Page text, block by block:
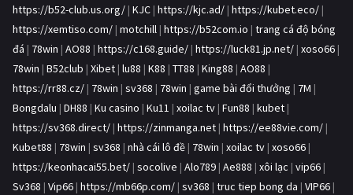
https://b52-club.us.org/ | KJC | https://kjc.ad/ | https://kubet.eco/ |
https://xemtiso.com/ | motchill | https://b52com.io | trang cá độ bóng
đá | 78win | AO88 | https://c168.guide/ | https://luck81.jp.net/ | xoso66 |
78win | B52club | Xibet | lu88 | K88 | TT88 | King88 | AO88 |
https://rr88.cz/ | 78win | sv368 | 78win | game bài đổi thưởng | 7M |
Bongdalu | DH88 | Ku casino | Ku11 | xoilac tv | Fun88 | kubet |
https://sv368.direct/ | https://zinmanga.net | https://ee88vie.com/ |
Kubet88 | 78win | sv368 | nhà cái lô đề | 78win | xoilac tv | xoso66 |
https://keonhacai55.bet/ | socolive | Alo789 | Ae888 | xôi lạc | vip66 |
Sv368 | Vip66 | https://mb66p.com/ | sv368 | truc tiep bong da | VIP66 |